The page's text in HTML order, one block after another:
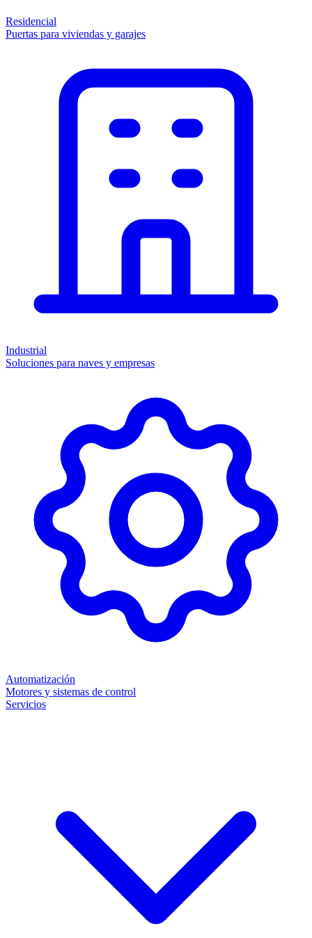
Residencial
Puertas para viviendas y garajes
Industrial
Soluciones para naves y empresas
Automatización
Motores y sistemas de control
Servicios